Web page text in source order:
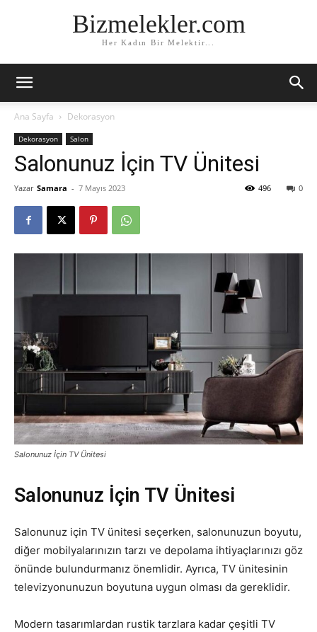
Bizmelekler.com
Her Kadın Bir Melektir...
Ana Sayfa Dekorasyon
Dekorasyon Salon
Salonunuz İçin TV Ünitesi
Yazar Samara - 7 Mayıs 2023 0
496
Salonunuz İçin TV Ünitesi
Salonunuz İçin TV Ünitesi
Salonunuz için TV ünitesi seçerken, salonunuzun boyutu,
diğer mobilyalarınızın tarzı ve depolama ihtiyaçlarınızı göz
önünde bulundurmanız önemlidir. Ayrıca, TV ünitesinin
televizyonunuzun boyutuna uygun olması da gereklidir.
Modern tasarımlardan rustik tarzlara kadar çeşitli TV